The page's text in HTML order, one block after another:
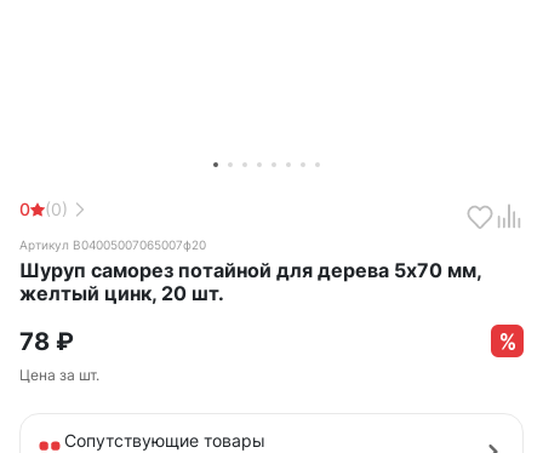
0 (0)
Артикул B04005007065007ф20
Шуруп саморез потайной для дерева 5х70 мм,
желтый цинк, 20 шт.
78 ₽
Цена за шт.
Сопутствующие товары